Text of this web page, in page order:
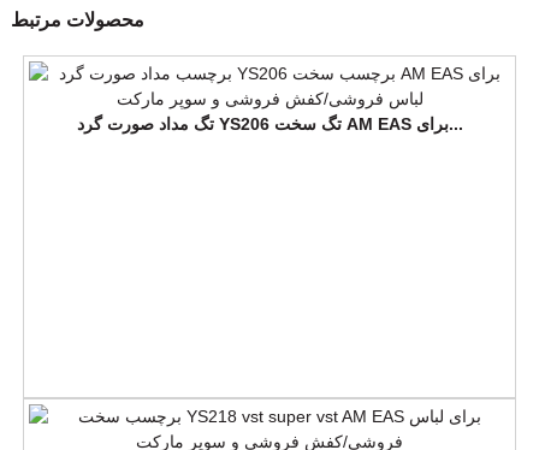
محصولات مرتبط
تگ مداد صورت گرد YS206 تگ سخت AM EAS برای...